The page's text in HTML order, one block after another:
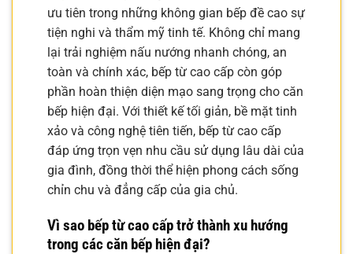
ưu tiên trong những không gian bếp đề cao sự
tiện nghi và thẩm mỹ tinh tế. Không chỉ mang
lại trải nghiệm nấu nướng nhanh chóng, an
toàn và chính xác, bếp từ cao cấp còn góp
phần hoàn thiện diện mạo sang trọng cho căn
bếp hiện đại. Với thiết kế tối giản, bề mặt tinh
xảo và công nghệ tiên tiến, bếp từ cao cấp
đáp ứng trọn vẹn nhu cầu sử dụng lâu dài của
gia đình, đồng thời thể hiện phong cách sống
chỉn chu và đẳng cấp của gia chủ.
Vì sao bếp từ cao cấp trở thành xu hướng
trong các căn bếp hiện đại?